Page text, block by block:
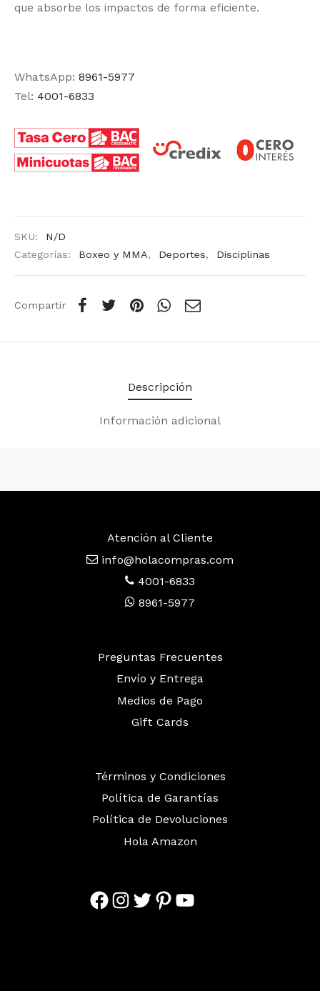
que absorbe los impactos de forma eficiente.
WhatsApp: 8961-5977
Tel: 4001-6833
SKU:
N/D
Categorías:
Boxeo y MMA, Deportes, Disciplinas
Compartir
Descripción
Información adicional
Atención al Cliente
info@holacompras.com
4001-6833
8961-5977
Preguntas Frecuentes
Envío y Entrega
Medios de Pago
Gift Cards
Términos y Condiciones
Política de Garantías
Política de Devoluciones
Hola Amazon
Facebook
Instagram
Twitter
Pinterest